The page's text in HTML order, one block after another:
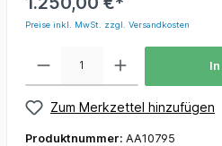
Preise inkl. MwSt. zzgl. Versandkosten
Zum Merkzettel hinzufügen
Produktnummer: AA10795